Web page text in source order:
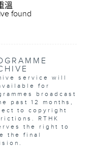
溫
found
service will
for
broadcast
past 12 months,
to copyright
RTHK
the right to
the final